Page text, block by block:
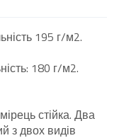
195 г/м2.
180 г/м2.
стійка. Два
з двох видів